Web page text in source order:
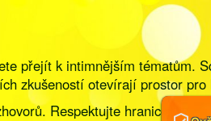
přejít k intimnějším tématům.
zkušeností otevírají prostor
Respektujte hranice